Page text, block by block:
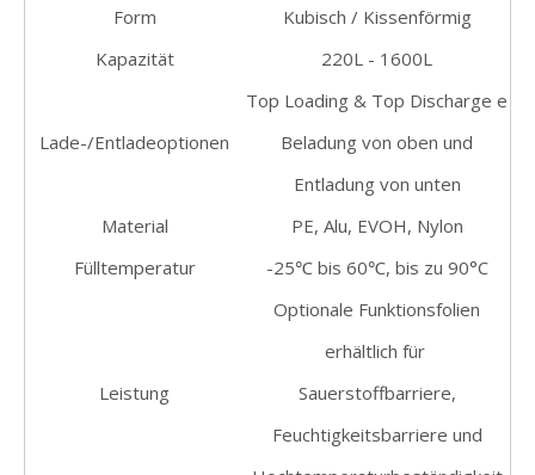
Form
Kubisch / Kissenförmig
Kapazität
220L - 1600L
Lade-/Entladeoptionen
Top Loading & Top Discharge e
Beladung von oben und
Entladung von unten
Material
PE, Alu, EVOH, Nylon
Fülltemperatur
-25℃ bis 60℃, bis zu 90°C
Leistung
Optionale Funktionsfolien
erhältlich für
Sauerstoffbarriere,
Feuchtigkeitsbarriere und